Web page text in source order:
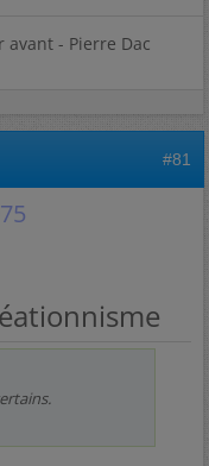
- Pierre Dac
#81